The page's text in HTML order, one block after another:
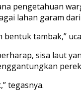
pengetahuan
lahan garam
bentuk tambak,”
sisa laut
tegasnya.